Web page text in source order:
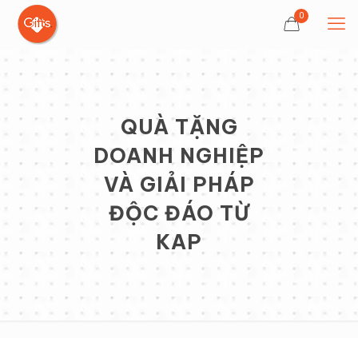
0
QUÀ TẶNG
DOANH NGHIỆP
VÀ GIẢI PHÁP
ĐỘC ĐÁO TỪ
KAP